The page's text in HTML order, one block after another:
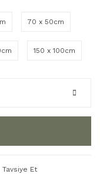
70 x 50cm
150 x 100cm
Tavsiye Et